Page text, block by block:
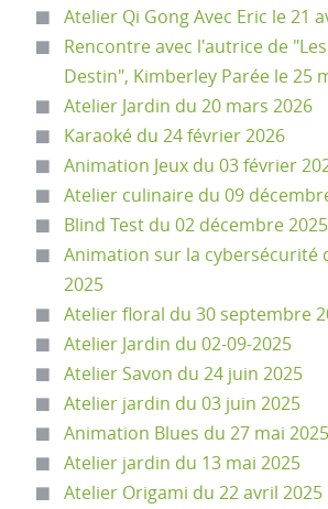
Atelier Qi Gong Avec Eric le 21
Rencontre avec l'autrice de
Destin", Kimberley Parée le 25
Atelier Jardin du 20 mars 2026
Karaoké du 24 février 2026
Animation Jeux du 03 février
Atelier culinaire du 09
Blind Test du 02 décembre 2025
Animation sur la cybersécurité
2025
Atelier floral du 30 septembre
Atelier Jardin du 02-09-2025
Atelier Savon du 24 juin 2025
Atelier jardin du 03 juin 2025
Animation Blues du 27 mai 2025
Atelier jardin du 13 mai 2025
Atelier Origami du 22 avril 2025